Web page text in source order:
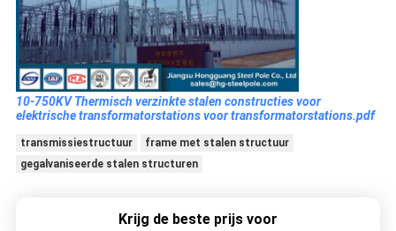
10-750KV Thermisch verzinkte stalen constructies voor
elektrische transformatorstations voor transformatorstations.pdf
transmissiestructuur
frame met stalen structuur
gegalvaniseerde stalen structuren
Krijg de beste prijs voor